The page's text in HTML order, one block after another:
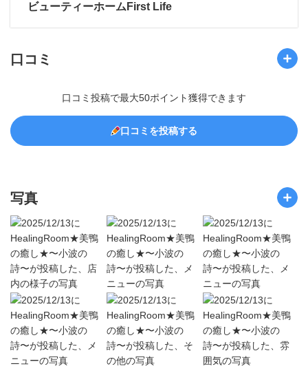
ビューティーホームFirst Life
口コミ
口コミ投稿で最大50ポイント獲得できます
口コミを投稿する
写真